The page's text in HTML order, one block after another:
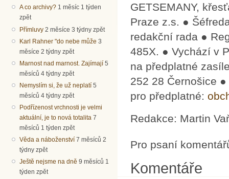
A co archivy? 1 měsíc 1 týden
zpět
Přímluvy 2 měsíce 3 týdny zpět
Karl Rahner "do nebe může 3
měsíce 2 týdny zpět
Marnost nad marnost. Zajímají 5
měsíců 4 týdny zpět
Nemyslím si, že už neplatí 5
měsíců 4 týdny zpět
Podřízenost vrchnosti je velmi
aktuální, je to nová totalita 7
měsíců 1 týden zpět
Věda a náboženství 7 měsíců 2
týdny zpět
Ještě nejsme na dně 9 měsíců 1
týden zpět
GETSEMANY,
Praze z.s. ●
redakční ra­da ●
485X. ● Vychází v
na předplatné
252 28 Černošice
pro předplatné:
Redakce: Martin
Pro psaní
Komentáře